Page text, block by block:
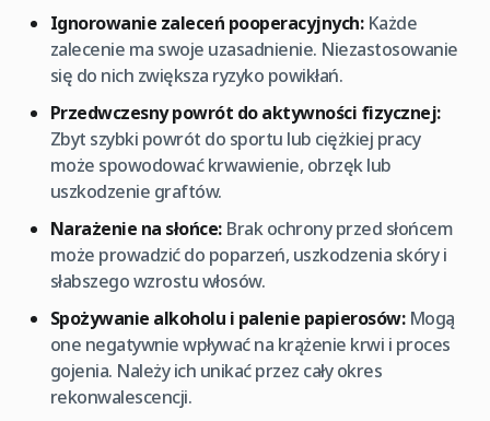
Ignorowanie zaleceń pooperacyjnych:Każde
zalecenie ma swoje uzasadnienie. Niezastosowanie
się do nich zwiększa ryzyko powikłań.
Przedwczesny powrót do aktywności fizycznej:
Zbyt szybki powrót do sportu lub ciężkiej pracy
może spowodować krwawienie, obrzęk lub
uszkodzenie graftów.
Narażenie na słońce:Brak ochrony przed słońcem
może prowadzić do poparzeń, uszkodzenia skóry i
słabszego wzrostu włosów.
Spożywanie alkoholu i palenie papierosów:Mogą
one negatywnie wpływać na krążenie krwi i proces
gojenia. Należy ich unikać przez cały okres
rekonwalescencji.